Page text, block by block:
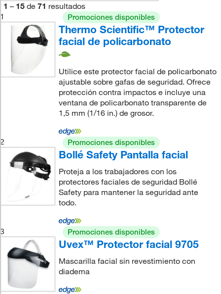
1 – 15 de 71 resultados
1
Promociones disponibles
Thermo Scientific™ Protector
facial de policarbonato
Utilice este protector facial de policarbonato
ajustable sobre gafas de seguridad. Ofrece
protección contra impactos e incluye una
ventana de policarbonato transparente de
1,5 mm (1/16 in.) de grosor.
2 Promociones disponibles
Bollé Safety Pantalla facial
Proteja a los trabajadores con los
protectores faciales de seguridad Bollé
Safety para mantener la seguridad ante
todo.
3 Promociones disponibles
Uvex™ Protector facial 9705
Mascarilla facial sin revestimiento con
diadema